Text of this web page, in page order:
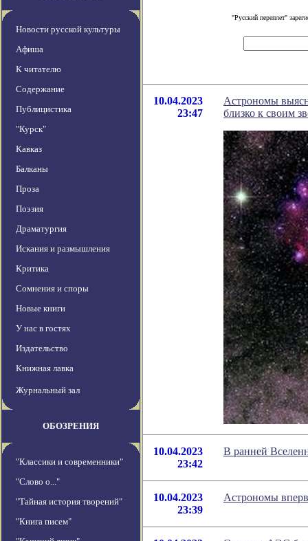
Новости русской культуры
Афиша
К читателю
Содержание
Публицистика
"Курск"
Кавказ
Балканы
Проза
Поэзия
Драматургия
Искания и размышления
Критика
Сомнения и споры
Новые книги
У нас в гостях
Издательство
Книжная лавка
Журнальный зал
ОБОЗРЕНИЯ
"Классики и современники"
"Слово о..."
"Тайная история творений"
"Книга писем"
"Русский переплет"
10.04.2023
23:47
Астрономы
близко к своим
10.04.2023
23:42
В ранней
10.04.2023
23:39
Астрономы